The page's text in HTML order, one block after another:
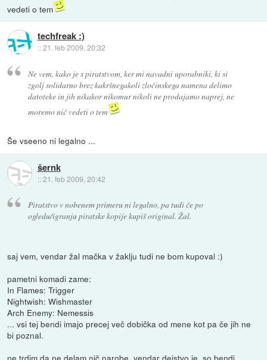
vedeti o tem
techfreak :)
::21. feb 2009, 20:32
Ne vem, kako je s piratstvom, ker mi navadni uporabniki, ki si
zgolj solidarno brez kakršnegakoli zločinskega namena delimo
datoteke in jih nikakor nikomur nikoli ne prodajamo naprej, ne
moremo nič vedeti o tem
Še vseeno ni legalno ...
šernk
::21. feb 2009, 20:42
Piratstvo v nobenem primeru ni legalno, pa tudi če po
ogledu/igranju piratske kopije kupiš original. Žal.
saj vem, vendar žal mačka v žaklju tudi ne bom kupoval :)
pametni komadi zame:
In Flames: Trigger
Nightwish: Wishmaster
Arch Enemy: Nemessis
... vsi tej bendi imajo precej več dobička od mene kot pa če jih ne
bi poznal.